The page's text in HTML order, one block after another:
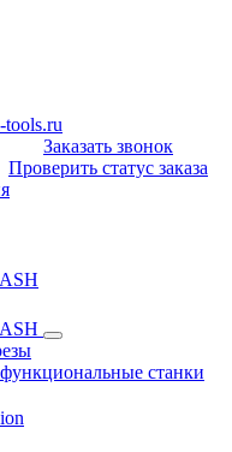
tools.ru
Заказать звонок
Проверить статус заказа
станки